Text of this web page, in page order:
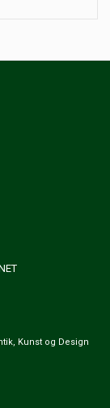
Kunst og Design